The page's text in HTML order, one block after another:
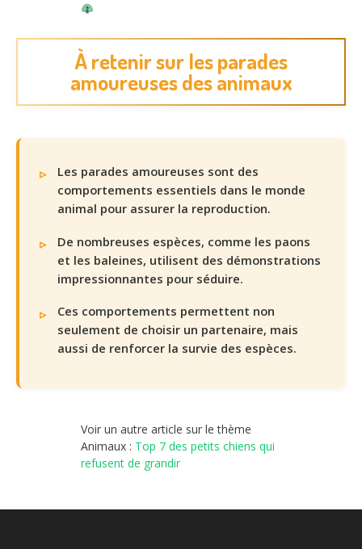
À retenir sur les parades
amoureuses des animaux
Les parades amoureuses sont des
comportements essentiels dans le monde
animal pour assurer la reproduction.
De nombreuses espèces, comme les paons
et les baleines, utilisent des démonstrations
impressionnantes pour séduire.
Ces comportements permettent non
seulement de choisir un partenaire, mais
aussi de renforcer la survie des espèces.
Voir un autre article sur le thème
Animaux : Top 7 des petits chiens qui
refusent de grandir